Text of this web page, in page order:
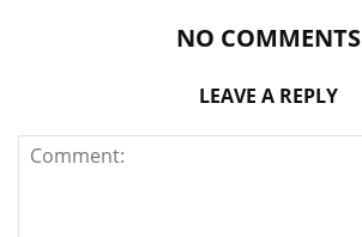
NO COMMENTS
LEAVE A REPLY